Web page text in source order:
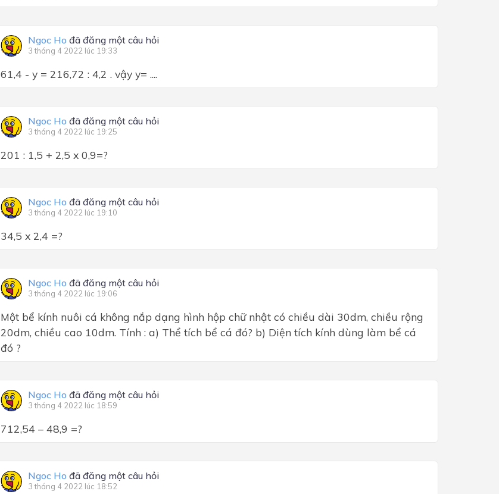
Ngoc Ho đã đăng một câu hỏi
3 tháng 4 2022 lúc 19:33
61,4 - y = 216,72 : 4,2 . vậy y= ....
Ngoc Ho đã đăng một câu hỏi
3 tháng 4 2022 lúc 19:25
201 : 1,5 + 2,5 x 0,9=?
Ngoc Ho đã đăng một câu hỏi
3 tháng 4 2022 lúc 19:10
34,5 x 2,4 =?
Ngoc Ho đã đăng một câu hỏi
3 tháng 4 2022 lúc 19:06
Một bể kính nuôi cá không nắp dạng hình hộp chữ nhật có chiều dài 30dm, chiều rộng
20dm, chiều cao 10dm. Tính : a) Thể tích bể cá đó? b) Diện tích kính dùng làm bể cá
đó ?
Ngoc Ho đã đăng một câu hỏi
3 tháng 4 2022 lúc 18:59
712,54 – 48,9 =?
Ngoc Ho đã đăng một câu hỏi
3 tháng 4 2022 lúc 18:52